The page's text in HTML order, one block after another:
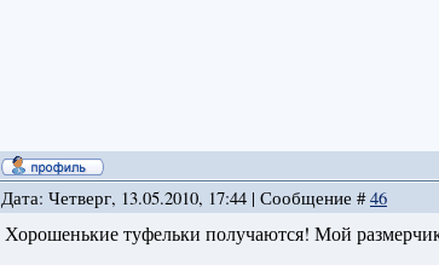
Дата: Четверг, 13.05.2010, 17:44 | Сообщение #46
Хорошенькие туфельки получаются! Мой